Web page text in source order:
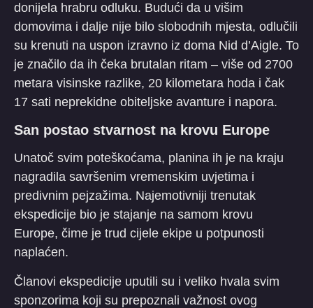
donijela hrabru odluku. Budući da u višim
domovima i dalje nije bilo slobodnih mjesta, odlučili
su krenuti na uspon izravno iz doma Nid d’Aigle. To
je značilo da ih čeka brutalan ritam – više od 2700
metara visinske razlike, 20 kilometara hoda i čak
17 sati neprekidne obiteljske avanture i napora.
​San postao stvarnost na krovu Europe
​Unatoč svim poteškoćama, planina ih je na kraju
nagradila savršenim vremenskim uvjetima i
predivnim pejzažima. Najemotivniji trenutak
ekspedicije bio je stajanje na samom krovu
Europe, čime je trud cijele ekipe u potpunosti
naplaćen.
​Članovi ekspedicije uputili su i veliko hvala svim
sponzorima koji su prepoznali važnost ovog